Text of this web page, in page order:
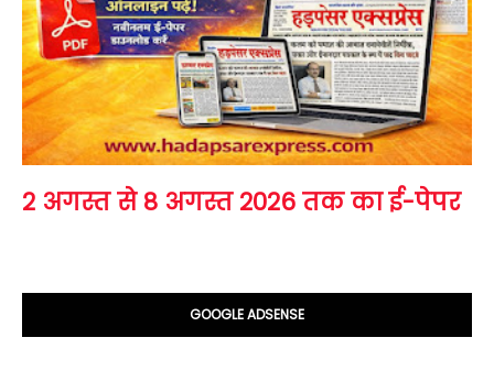
2 अगस्त से 8 अगस्त 2026 तक का ई-पेपर
GOOGLE ADSENSE